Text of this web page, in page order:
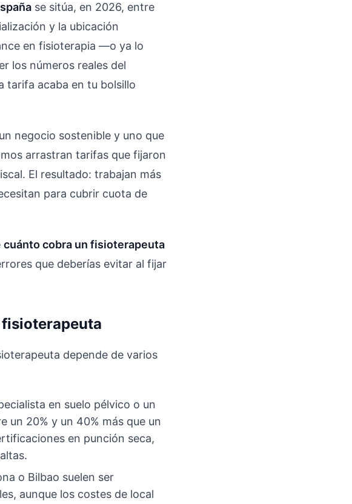
se sitúa, en 2026, entre
y la ubicación
en fisioterapia —o ya lo
los números reales del
tarifa acaba en tu bolsillo
negocio sostenible y uno que
arrastran tarifas que fijaron
El resultado: trabajan más
para cubrir cuota de
cuánto cobra un fisioterapeuta
que deberías evitar al fijar
depende de varios
en suelo pélvico o un
un 20% y un 40% más que un
en punción seca,
o Bilbao suelen ser
aunque los costes de local